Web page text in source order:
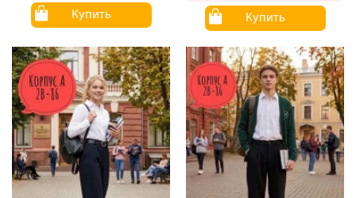
Купить Купить